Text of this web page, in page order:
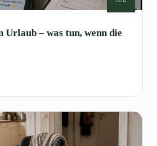
– was tun, wenn die